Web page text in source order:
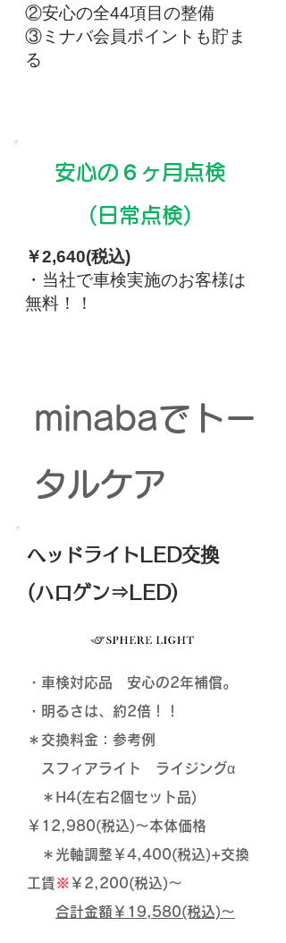
②安心の全44項目の整備
③ミナバ会員ポイントも貯ま
る
安心の６ヶ月点検
(日常点検)
￥2,640(税込)
・当社で車検実施のお客様は
無料！！
minabaでトー
タルケア
ヘッドライトLED交換
(ハロゲン⇒LED)
・車検対応品 安心の2年補償。
・明るさは、約2倍！！
＊交換料金：参考例
スフィアライト ライジングα
＊H4(左右2個セット品)
￥12,980(税込)～本体価格
＊光軸調整￥4,400(税込)+交換
工賃※ ￥2,200(税込)～
合計金額￥19,580(税込)～